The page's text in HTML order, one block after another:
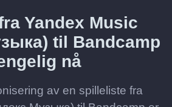
Yandex Music
til Bandcamp
nå
av en spilleliste fra